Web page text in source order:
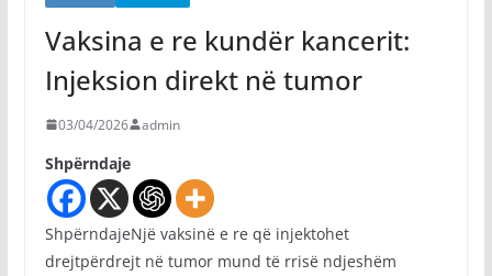
Vaksina e re kundër kancerit:
Injeksion direkt në tumor
03/04/2026 admin
Shpërndaje
ShpërndajeNjë vaksinë e re që injektohet
drejtpërdrejt në tumor mund të rrisë ndjeshëm